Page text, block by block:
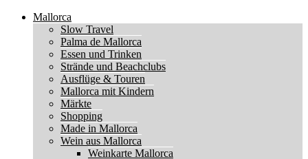
Mallorca
Slow Travel
Palma de Mallorca
Essen und Trinken
Strände und Beachclubs
Ausflüge & Touren
Mallorca mit Kindern
Märkte
Shopping
Made in Mallorca
Wein aus Mallorca
Weinkarte Mallorca